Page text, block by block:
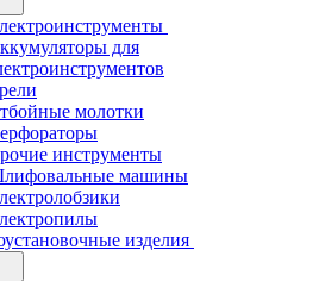
для
молотки
инструменты
машины
изделия